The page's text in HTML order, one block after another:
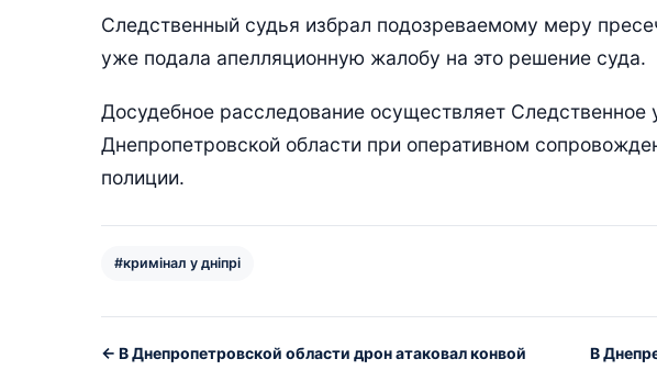
Следственный судья избрал подозреваемому меру
уже подала апелляционную жалобу на это решение суда.
Досудебное расследование осуществляет Следственное
Днепропетровской области при оперативном
полиции.
#кримінал у дніпрі
← В Днепропетровской области дрон атаковал конвой
В